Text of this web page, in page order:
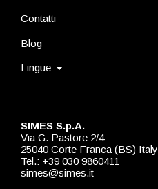
SIMES S.p.A.
Via G. Pastore 2/4
25040 Corte Franca (BS) Italy
Tel.: +39 030 9860411
simes@simes.it
Contatti
Blog
Lingue